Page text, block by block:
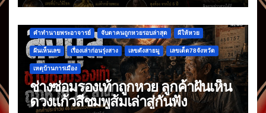
คำทำนายพระอาจารย์ จับตาคนถูกหวยรอบล่าสุด ผีให้หวย
ฝันเห็นเลข เรื่องเล่าก่อนรุ่งสาง เลขดังสายมู เลขเด็ด78จังหวัด
เหตุบ้านการเมือง
ช่างซ่อมรองเท้าถูกหวย ลูกค้าฝันเห็น
ดวงแก้วสีชมพูส้มเล่าสู่กันฟัง